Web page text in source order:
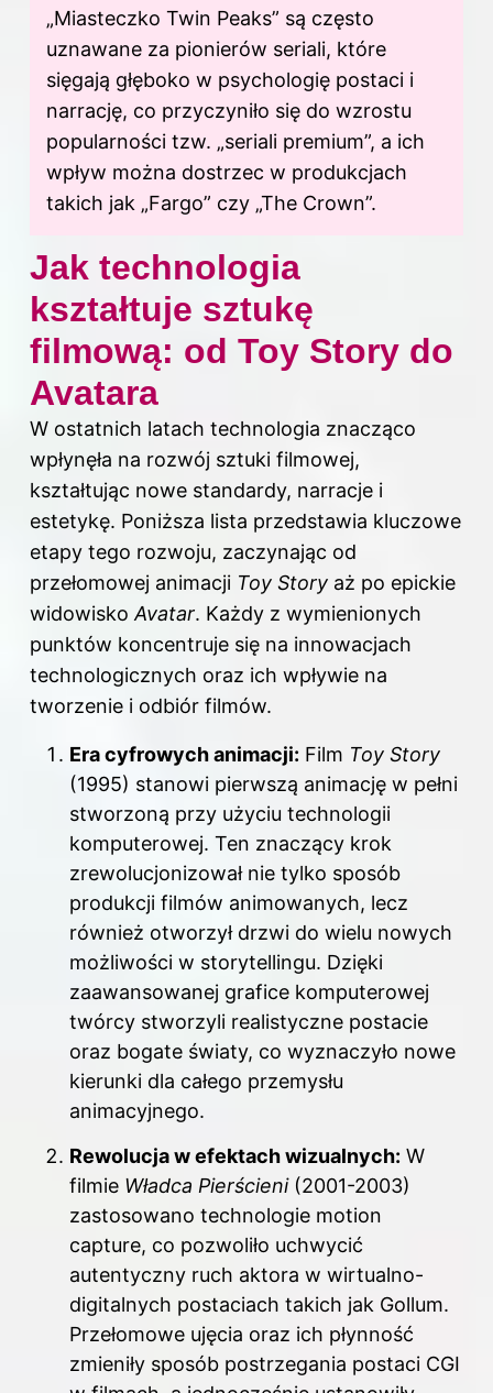
„Miasteczko Twin Peaks” są często
uznawane za pionierów seriali, które
sięgają głęboko w psychologię postaci i
narrację, co przyczyniło się do wzrostu
popularności tzw. „seriali premium”, a ich
wpływ można dostrzec w produkcjach
takich jak „Fargo” czy „The Crown”.
Jak technologia
kształtuje sztukę
filmową: od Toy Story do
Avatara
W ostatnich latach technologia znacząco
wpłynęła na rozwój sztuki filmowej,
kształtując nowe standardy, narracje i
estetykę. Poniższa lista przedstawia kluczowe
etapy tego rozwoju, zaczynając od
przełomowej animacji Toy Story aż po epickie
widowisko Avatar. Każdy z wymienionych
punktów koncentruje się na innowacjach
technologicznych oraz ich wpływie na
tworzenie i odbiór filmów.
Era cyfrowych animacji: Film Toy Story
(1995) stanowi pierwszą animację w pełni
stworzoną przy użyciu technologii
komputerowej. Ten znaczący krok
zrewolucjonizował nie tylko sposób
produkcji filmów animowanych, lecz
również otworzył drzwi do wielu nowych
możliwości w storytellingu. Dzięki
zaawansowanej grafice komputerowej
twórcy stworzyli realistyczne postacie
oraz bogate światy, co wyznaczyło nowe
kierunki dla całego przemysłu
animacyjnego.
Rewolucja w efektach wizualnych: W
filmie Władca Pierścieni(2001-2003)
zastosowano technologie motion
capture, co pozwoliło uchwycić
autentyczny ruch aktora w wirtualno-
digitalnych postaciach takich jak Gollum.
Przełomowe ujęcia oraz ich płynność
zmieniły sposób postrzegania postaci CGI